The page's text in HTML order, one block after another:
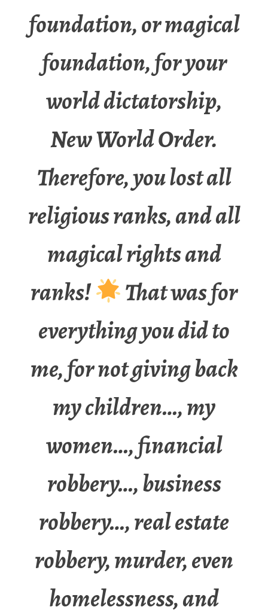
foundation, or magical
foundation, for your
world dictatorship,
New World Order.
Therefore, you lost all
religious ranks, and all
magical rights and
ranks!
That was for
everything you did to
me, for not giving back
my children…, my
women…, financial
robbery…, business
robbery…, real estate
robbery, murder, even
homelessness, and